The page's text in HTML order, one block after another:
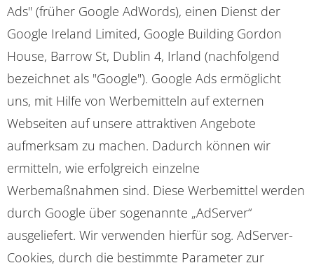
Ads" (früher Google AdWords), einen Dienst der
Google Ireland Limited, Google Building Gordon
House, Barrow St, Dublin 4, Irland (nachfolgend
bezeichnet als "Google"). Google Ads ermöglicht
uns, mit Hilfe von Werbemitteln auf externen
Webseiten auf unsere attraktiven Angebote
aufmerksam zu machen. Dadurch können wir
ermitteln, wie erfolgreich einzelne
Werbemaßnahmen sind. Diese Werbemittel werden
durch Google über sogenannte „AdServer“
ausgeliefert. Wir verwenden hierfür sog. AdServer-
Cookies, durch die bestimmte Parameter zur